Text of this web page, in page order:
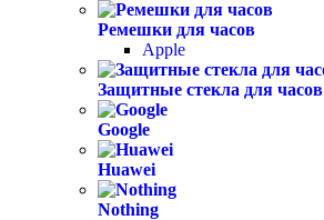
Ремешки для часов
Apple
Защитные стекла для часов
Google
Huawei
Nothing